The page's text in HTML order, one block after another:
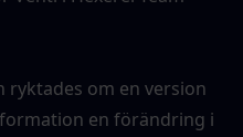
ryktades om en version
en förändring i